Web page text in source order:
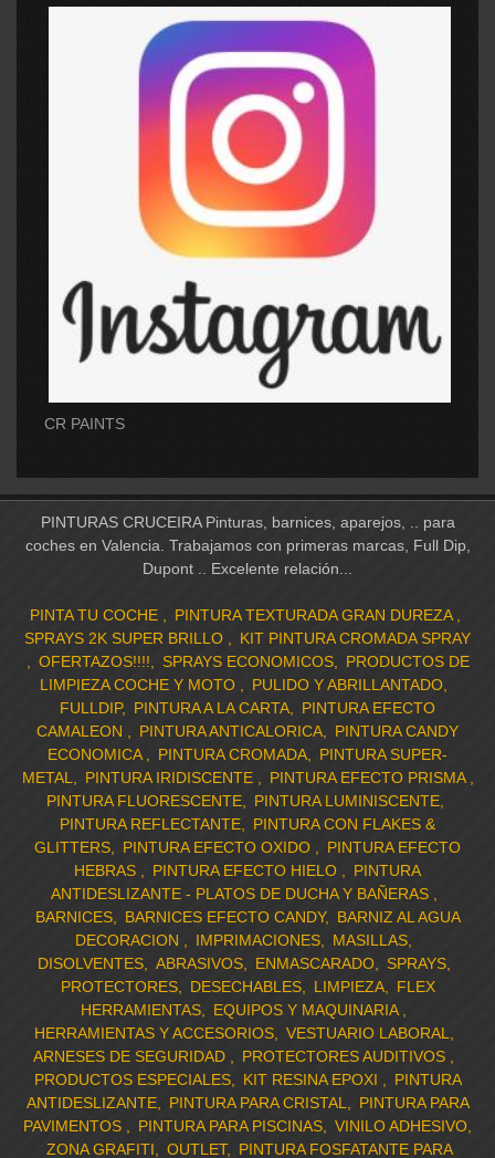
CR PAINTS
PINTURAS CRUCEIRA Pinturas, barnices, aparejos, .. para
coches en Valencia. Trabajamos con primeras marcas, Full Dip,
Dupont .. Excelente relación...
PINTA TU COCHE
PINTURA TEXTURADA GRAN DUREZA
SPRAYS 2K SUPER BRILLO
KIT PINTURA CROMADA SPRAY
OFERTAZOS!!!!
SPRAYS ECONOMICOS
PRODUCTOS DE
LIMPIEZA COCHE Y MOTO
PULIDO Y ABRILLANTADO
FULLDIP
PINTURA A LA CARTA
PINTURA EFECTO
CAMALEON
PINTURA ANTICALORICA
PINTURA CANDY
ECONOMICA
PINTURA CROMADA
PINTURA SUPER-
METAL
PINTURA IRIDISCENTE
PINTURA EFECTO PRISMA
PINTURA FLUORESCENTE
PINTURA LUMINISCENTE
PINTURA REFLECTANTE
PINTURA CON FLAKES &
GLITTERS
PINTURA EFECTO OXIDO
PINTURA EFECTO
HEBRAS
PINTURA EFECTO HIELO
PINTURA
ANTIDESLIZANTE - PLATOS DE DUCHA Y BAÑERAS
BARNICES
BARNICES EFECTO CANDY
BARNIZ AL AGUA
DECORACION
IMPRIMACIONES
MASILLAS
DISOLVENTES
ABRASIVOS ENMASCARADO
SPRAYS
PROTECTORES
DESECHABLES LIMPIEZA
FLEX
HERRAMIENTAS
EQUIPOS Y MAQUINARIA
HERRAMIENTAS Y ACCESORIOS
VESTUARIO LABORAL
ARNESES DE SEGURIDAD
PROTECTORES AUDITIVOS
PRODUCTOS ESPECIALES
KIT RESINA EPOXI
PINTURA
ANTIDESLIZANTE
PINTURA PARA CRISTAL
PINTURA PARA
PAVIMENTOS
PINTURA PARA PISCINAS
VINILO ADHESIVO
ZONA GRAFITI
OUTLET PINTURA FOSFATANTE PARA